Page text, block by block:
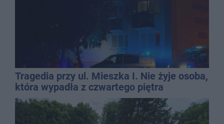
Tragedia przy ul. Mieszka I. Nie żyje osoba,
która wypadła z czwartego piętra